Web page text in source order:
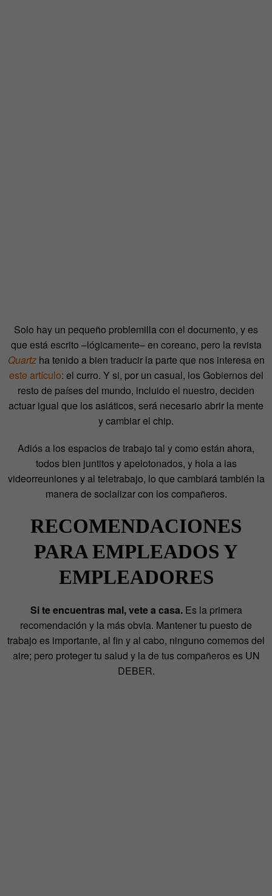
Solo hay un pequeño problemilla con el documento, y es
que está escrito –lógicamente– en coreano, pero la revista
Quartzha tenido a bien traducir la parte que nos interesa en
este artículo: el curro. Y si, por un casual, los Gobiernos del
resto de países del mundo, incluido el nuestro, deciden
actuar igual que los asiáticos, será necesario abrir la mente
y cambiar el chip.
Adiós a los espacios de trabajo tal y como están ahora,
todos bien juntitos y apelotonados, y hola a las
videorreuniones y al teletrabajo, lo que cambiará también la
manera de socializar con los compañeros.
RECOMENDACIONES
PARA EMPLEADOS Y
EMPLEADORES
Si te encuentras mal, vete a casa.Es la primera
recomendación y la más obvia. Mantener tu puesto de
trabajo es importante, al fin y al cabo, ninguno comemos del
aire; pero proteger tu salud y la de tus compañeros es UN
DEBER.